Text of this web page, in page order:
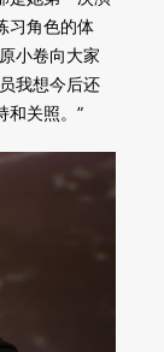
习角色的体
小卷向大家
我想今后还
和关照。”